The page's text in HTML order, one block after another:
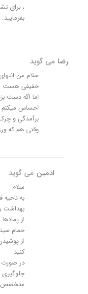
، برای
بفرمایید.
رضا می گوید
سلام من
خفیفی هست
اما اگه دست
احساس میکنم
برآمدگی و
وقتی هم که
ادمین می گوید
سلام
به ناحیه
بهداشت
از
حمام
از
کنید
در صورت
متخصص